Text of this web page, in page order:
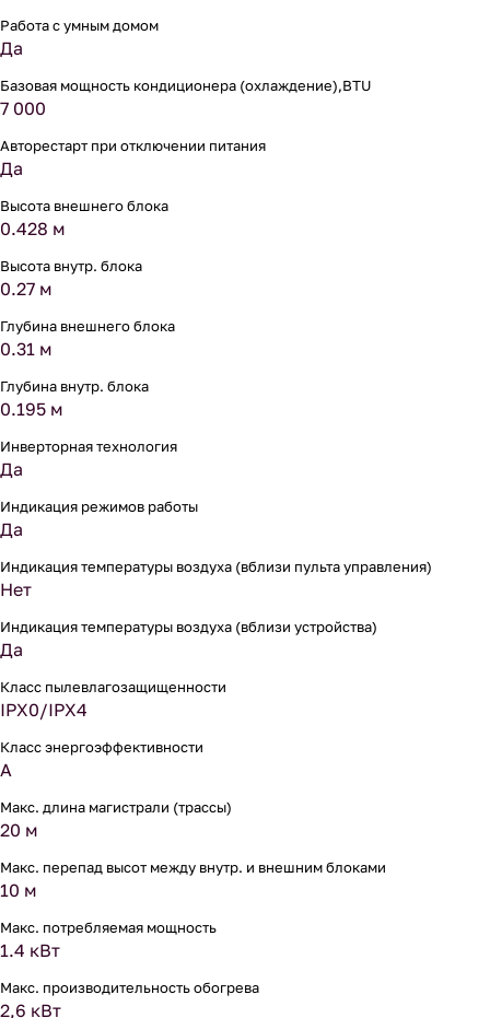
Работа с умным домом
Да
Базовая мощность кондиционера (охлаждение),BTU
7 000
Авторестарт при отключении питания
Да
Высота внешнего блока
0.428 м
Высота внутр. блока
0.27 м
Глубина внешнего блока
0.31 м
Глубина внутр. блока
0.195 м
Инверторная технология
Да
Индикация режимов работы
Да
Индикация температуры воздуха (вблизи пульта управления)
Нет
Индикация температуры воздуха (вблизи устройства)
Да
Класс пылевлагозащищенности
IPX0/IPX4
Класс энергоэффективности
A
Макс. длина магистрали (трассы)
20 м
Макс. перепад высот между внутр. и внешним блоками
10 м
Макс. потребляемая мощность
1.4 кВт
Макс. производительность обогрева
2,6 кВт